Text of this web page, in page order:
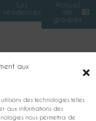
aux
des technologies telles
aux informations des
nous permettra de
Les
résidences
Accueil
de
groupes
partenaires